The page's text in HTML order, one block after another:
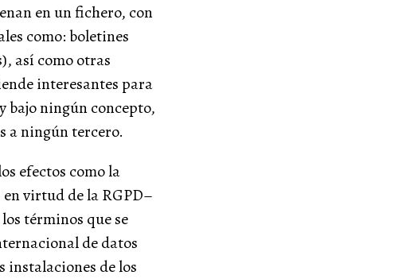
en un fichero, con
como: boletines
así como otras
interesantes para
bajo ningún concepto,
a ningún tercero.
efectos como la
virtud de la RGPD–
términos que se
de datos
instalaciones de los